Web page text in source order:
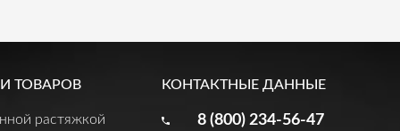
ТОВАРОВ
растяжкой
КОНТАКТНЫЕ ДАННЫЕ
8 (800) 234-56-47